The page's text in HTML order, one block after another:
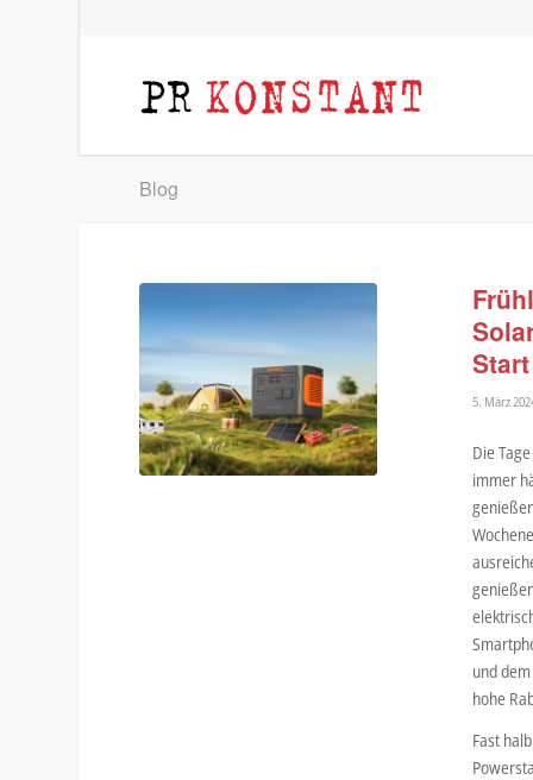
Blog
5. März
Die
immer
und
hohe
Fast